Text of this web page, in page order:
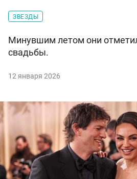
ЗВЕЗДЫ
Минувшим летом они
свадьбы.
12 января 2026